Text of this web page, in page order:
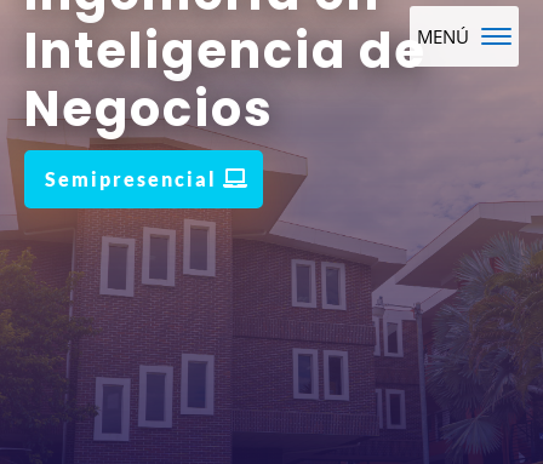
Inteligencia de
Negocios
Semipresencial